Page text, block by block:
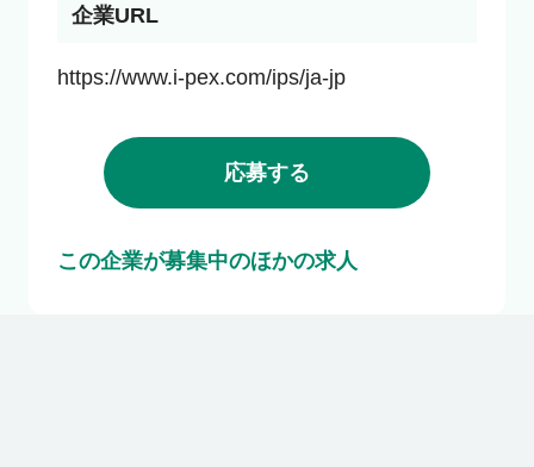
企業URL
https://www.i-pex.com/ips/ja-jp
応募する
この企業が募集中のほかの求人